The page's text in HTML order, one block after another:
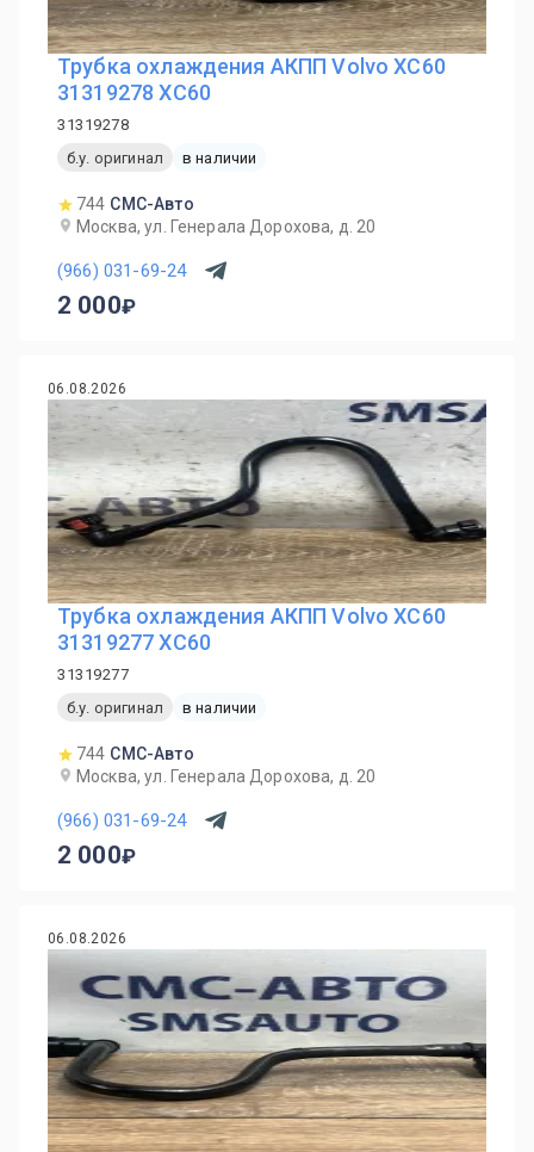
Трубка охлаждения АКПП Volvo XC60
31319278 XC60
31319278
б.у. оригинал
в наличии
744 СМС-Авто
Москва, ул. Генерала Дорохова, д. 20
(966) 031-69-24
2 000
06.08.2026
Трубка охлаждения АКПП Volvo XC60
31319277 XC60
31319277
б.у. оригинал
в наличии
744 СМС-Авто
Москва, ул. Генерала Дорохова, д. 20
(966) 031-69-24
2 000
06.08.2026